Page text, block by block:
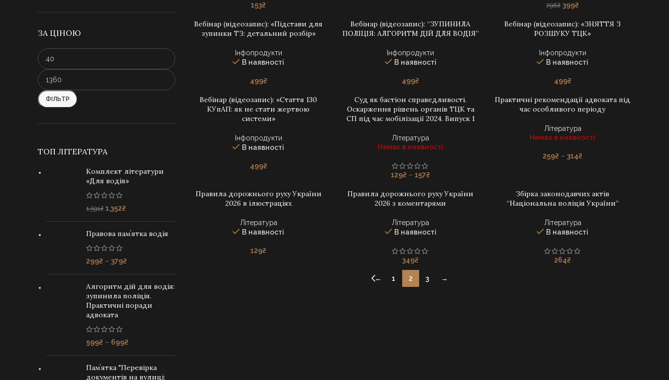
ЗА ЦІНОЮ
Мінімальна
ціна
Найбільша
ціна
ФІЛЬТР
ТОП ЛІТЕРАТУРА
Комплект літератури
«Для водія»
1,591₴ Оригінальна
1,352₴
1,352₴.
Правова памʼятка водія
299₴ – 379₴
299₴
through
379₴
Алгоритм дій для водія:
зупинила поліція.
Практичні поради
адвоката
599₴ – 699₴
through
Памʼятка "Перевірка
документів на вулиці:
153₴ 798₴ Оригінальна
798₴.
399₴
399₴.
ДОДАТИ В КОШИК
Вебінар (відеозапис): «Підстави для
зупинки ТЗ: детальний розбір»
Інфопродукти
В наявності
499₴
ДОДАТИ В КОШИК
Вебінар (відеозапис): “ЗУПИНИЛА
ПОЛІЦІЯ: АЛГОРИТМ ДІЙ ДЛЯ ВОДІЯ”
Інфопродукти
В наявності
499₴
ДОДАТИ В КОШИК
Вебінар (відеозапис): «ЗНЯТТЯ З
РОЗШУКУ ТЦК»
Інфопродукти
В наявності
499₴
ДОДАТИ В КОШИК
Вебінар (відеозапис): «Стаття 130
КУпАП: як не стати жертвою
системи»
Інфопродукти
В наявності
499₴
ДОДАТИ В КОШИК
Суд як бастіон справедливості.
Оскарження рішень органів ТЦК та
СП під час мобілізації 2024. Випуск 1
Література
Немає в наявності
129₴ – 157₴
129₴
through
ДОДАТИ В КОШИК
Практичні рекомендації адвоката під
час особливого періоду
Література
Немає в наявності
259₴ – 314₴
314₴
ДОДАТИ В КОШИК
Правила дорожнього руху України
2026 в ілюстраціях
Література
В наявності
129₴
ДОДАТИ В КОШИК
Правила дорожнього руху України
2026 з коментарями
Література
В наявності
349₴
ДОДАТИ В КОШИК
Збірка законодавчих актів
“Національна поліція України”
Література
В наявності
264₴
← 1 2 3 →